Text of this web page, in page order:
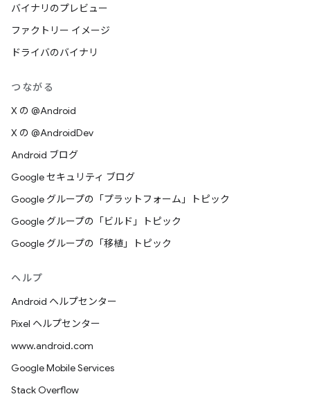
バイナリのプレビュー
ファクトリー イメージ
ドライバのバイナリ
つながる
X の @Android
X の @AndroidDev
Android ブログ
Google セキュリティ ブログ
Google グループの「プラットフォーム」トピック
Google グループの「ビルド」トピック
Google グループの「移植」トピック
ヘルプ
Android ヘルプセンター
Pixel ヘルプセンター
www.android.com
Google Mobile Services
Stack Overflow